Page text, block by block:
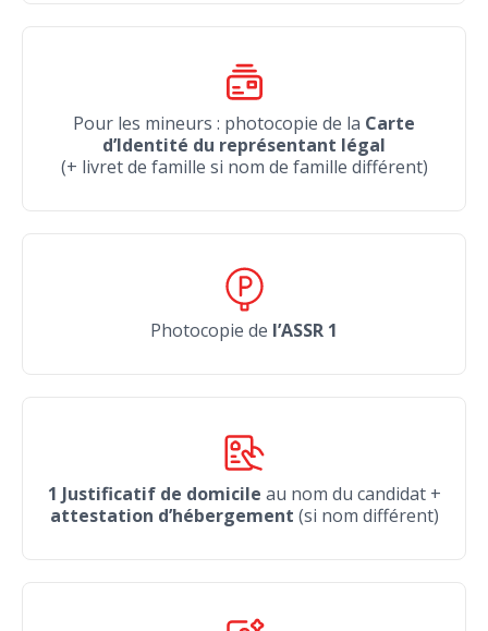
Pour les mineurs : photocopie de la Carte
d’Identité du représentant légal
(+ livret de famille si nom de famille différent)
Photocopie de l’ASSR 1
1 Justificatif de domicile au nom du candidat +
attestation d’hébergement (si nom différent)